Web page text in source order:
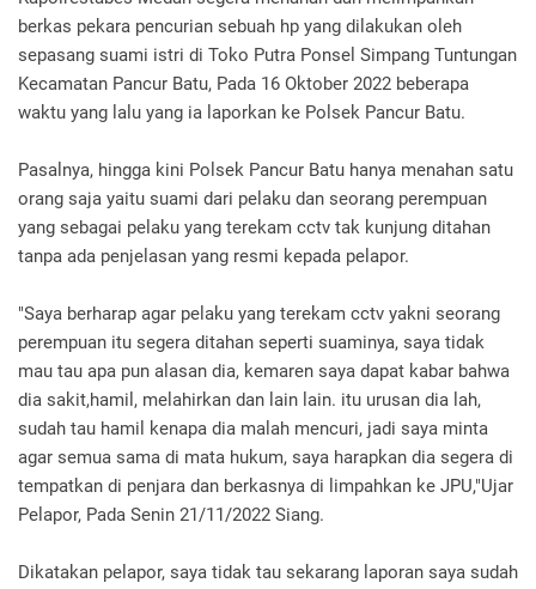
berkas pekara pencurian sebuah hp yang dilakukan oleh
sepasang suami istri di Toko Putra Ponsel Simpang Tuntungan
Kecamatan Pancur Batu, Pada 16 Oktober 2022 beberapa
waktu yang lalu yang ia laporkan ke Polsek Pancur Batu.
Pasalnya, hingga kini Polsek Pancur Batu hanya menahan satu
orang saja yaitu suami dari pelaku dan seorang perempuan
yang sebagai pelaku yang terekam cctv tak kunjung ditahan
tanpa ada penjelasan yang resmi kepada pelapor.
"Saya berharap agar pelaku yang terekam cctv yakni seorang
perempuan itu segera ditahan seperti suaminya, saya tidak
mau tau apa pun alasan dia, kemaren saya dapat kabar bahwa
dia sakit,hamil, melahirkan dan lain lain. itu urusan dia lah,
sudah tau hamil kenapa dia malah mencuri, jadi saya minta
agar semua sama di mata hukum, saya harapkan dia segera di
tempatkan di penjara dan berkasnya di limpahkan ke JPU,"Ujar
Pelapor, Pada Senin 21/11/2022 Siang.
Dikatakan pelapor, saya tidak tau sekarang laporan saya sudah